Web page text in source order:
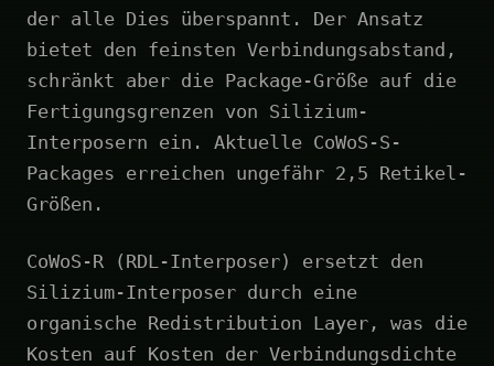
der alle Dies überspannt. Der Ansatz
bietet den feinsten Verbindungsabstand,
schränkt aber die Package-Größe auf die
Fertigungsgrenzen von Silizium-
Interposern ein. Aktuelle CoWoS-S-
Packages erreichen ungefähr 2,5 Retikel-
Größen.
CoWoS-R (RDL-Interposer) ersetzt den
Silizium-Interposer durch eine
organische Redistribution Layer, was die
Kosten auf Kosten der Verbindungsdichte